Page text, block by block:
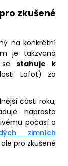
zkušené
na konkrétní
je takzvaná
sestahuje k
Lofot) za
části roku,
naprosto
počasí a
zimních
pro zkušené